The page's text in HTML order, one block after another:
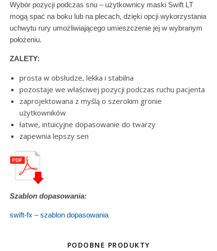
Wybór pozycji podczas snu – użytkownicy maski Swift LT
mogą spać na boku lub na plecach, dzięki opcji wykorzystania
uchwytu rury umożliwiającego umieszczenie jej w wybranym
położeniu.
ZALETY:
prosta w obsłudze, lekka i stabilna
pozostaje we właściwej pozycji podczas ruchu pacjenta
zaprojektowana z myślą o szerokim gronie
użytkowników
łatwe, intuicyjne dopasowanie do twarzy
zapewnia lepszy sen
Szablon dopasowania:
swift-fx – szablon dopasowania
PODOBNE PRODUKTY